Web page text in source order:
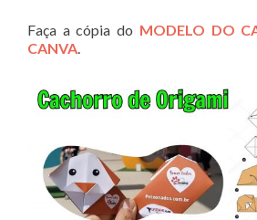
Faça a cópia do MODELO DO
CANVA.